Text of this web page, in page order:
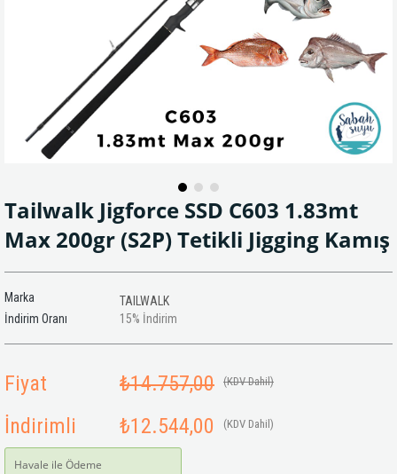
Tailwalk Jigforce SSD C603 1.83mt
Max 200gr (S2P) Tetikli Jigging Kamış
Marka
TAILWALK
İndirim Oranı
%
15 İndirim
Fiyat ₺14.757,00 (KDV Dahil)
İndirimli ₺12.544,00 (KDV Dahil)
Havale ile Ödeme